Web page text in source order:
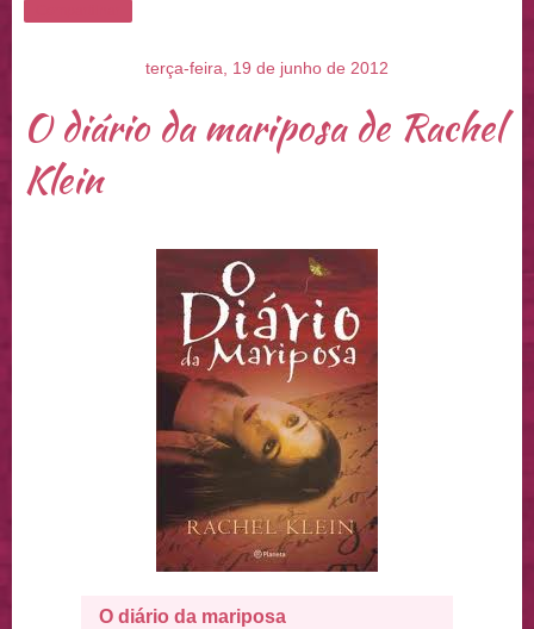
terça-feira, 19 de junho de 2012
O diário da mariposa de Rachel
Klein
O diário da mariposa